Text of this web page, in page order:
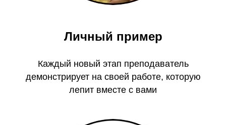
Личный пример
Каждый новый этап преподаватель
демонстрирует на своей работе, которую
лепит вместе с вами